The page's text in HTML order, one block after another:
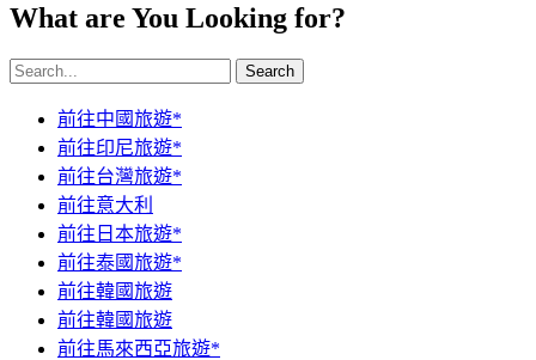
What are You Looking for?
Search
前往中國旅遊*
前往印尼旅遊*
前往台灣旅遊*
前往意大利
前往日本旅遊*
前往泰國旅遊*
前往韓國旅遊
前往韓國旅遊
前往馬來西亞旅遊*